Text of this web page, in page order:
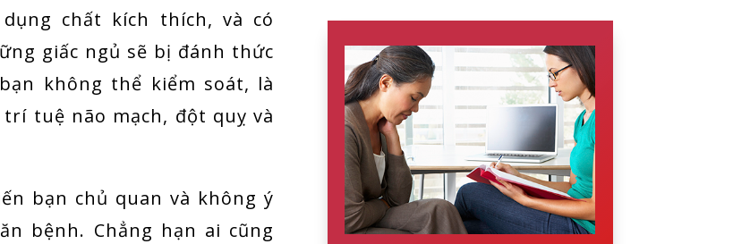
chất kích thích, và có
giấc ngủ sẽ bị đánh thức
không thể kiểm soát, là
tuệ não mạch, đột quỵ và
bạn chủ quan và không ý
bệnh. Chẳng hạn ai cũng